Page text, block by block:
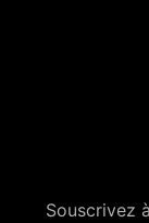
Souscrivez